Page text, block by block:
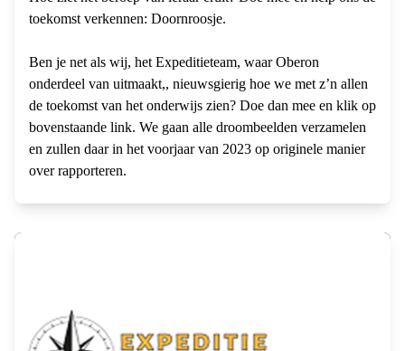
toekomst verkennen: Doornroosje.
Ben je net als wij, het Expeditieteam, waar Oberon
onderdeel van uitmaakt,, nieuwsgierig hoe we met z’n allen
de toekomst van het onderwijs zien? Doe dan mee en klik op
bovenstaande link. We gaan alle droombeelden verzamelen
en zullen daar in het voorjaar van 2023 op originele manier
over rapporteren.